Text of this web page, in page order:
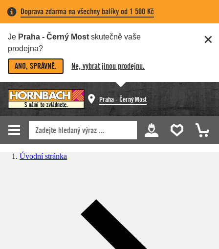
Doprava zdarma na všechny balíky od 1 500 Kč
Je Praha - Černý Most skutečně vaše
prodejna?
ANO, SPRÁVNĚ. Ne, vybrat jinou prodejnu.
Praha - Černý Most
Úvodní stránka